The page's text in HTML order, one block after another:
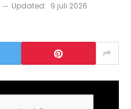
Updated: 9 juli 2026